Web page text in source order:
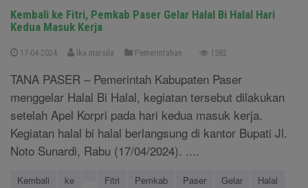
Kembali ke Fitri, Pemkab Paser Gelar Halal Bi Halal Hari
Kedua Masuk Kerja
17-04-2024 Ika marsila Pemerintahan 1582
TANA PASER – Pemerintah Kabupaten Paser
menggelar Halal Bi Halal, kegiatan tersebut dilakukan
setelah Apel Korpri pada hari kedua masuk kerja.
Kegiatan halal bi halal berlangsung di kantor Bupati Jl.
Noto Sunardi, Rabu (17/04/2024). ....
Kembali ke Fitri Pemkab Paser Gelar
Halal